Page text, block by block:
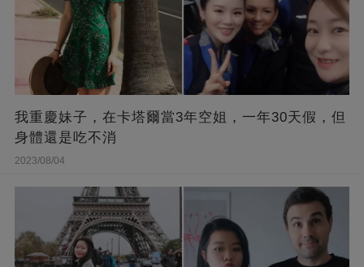
我重慶妹子，在卡塔爾當3年空姐，一年30天假，但
身體還是吃不消
2023/08/04